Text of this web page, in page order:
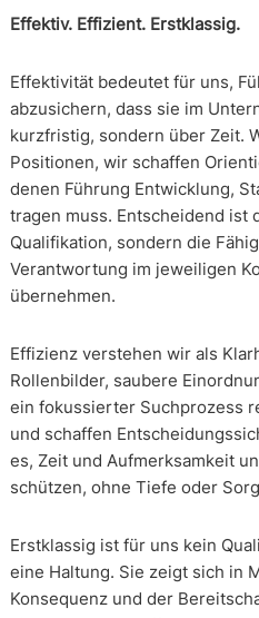
Effektiv. Effizient. Erstklassig.
Effektivität bedeutet für uns,
abzusichern, dass sie im
kurzfristig, sondern über Zeit.
Positionen, wir schaffen
denen Führung Entwicklung,
tragen muss. Entscheidend ist
Qualifikation, sondern die
Verantwortung im jeweiligen
übernehmen.
Effizienz verstehen wir als
Rollenbilder, saubere
ein fokussierter Suchprozess
und schaffen
es, Zeit und Aufmerksamkeit
schützen, ohne Tiefe oder
Erstklassig ist für uns kein
eine Haltung. Sie zeigt sich in
Konsequenz und der